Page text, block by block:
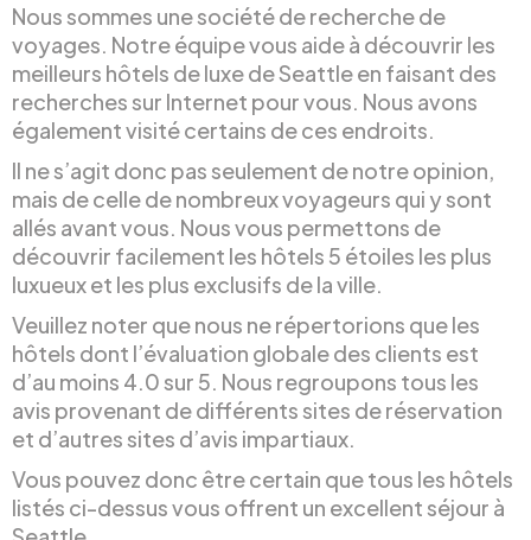
Nous sommes une société de recherche de
voyages. Notre équipe vous aide à découvrir les
meilleurs hôtels de luxe de Seattle en faisant des
recherches sur Internet pour vous. Nous avons
également visité certains de ces endroits.
Il ne s’agit donc pas seulement de notre opinion,
mais de celle de nombreux voyageurs qui y sont
allés avant vous. Nous vous permettons de
découvrir facilement les hôtels 5 étoiles les plus
luxueux et les plus exclusifs de la ville.
Veuillez noter que nous ne répertorions que les
hôtels dont l’évaluation globale des clients est
d’au moins 4.0 sur 5. Nous regroupons tous les
avis provenant de différents sites de réservation
et d’autres sites d’avis impartiaux.
Vous pouvez donc être certain que tous les hôtels
listés ci-dessus vous offrent un excellent séjour à